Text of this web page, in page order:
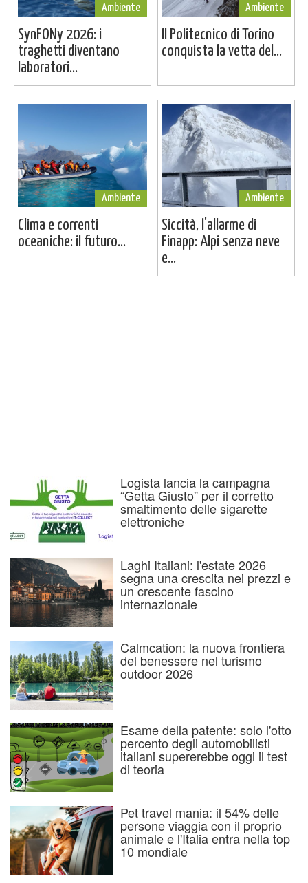
Ambiente
SynFONy 2026: i
traghetti diventano
laboratori...
Ambiente
Il Politecnico di Torino
conquista la vetta del...
Ambiente
Clima e correnti
oceaniche: il futuro...
Ambiente
Siccità, l'allarme di
Finapp: Alpi senza neve
e...
Logista lancia la campagna
“Getta Giusto” per il corretto
smaltimento delle sigarette
elettroniche
Laghi Italiani: l'estate 2026
segna una crescita nei prezzi e
un crescente fascino
internazionale
Calmcation: la nuova frontiera
del benessere nel turismo
outdoor 2026
Esame della patente: solo l'otto
percento degli automobilisti
italiani supererebbe oggi il test
di teoria
Pet travel mania: il 54% delle
persone viaggia con il proprio
animale e l'Italia entra nella top
10 mondiale